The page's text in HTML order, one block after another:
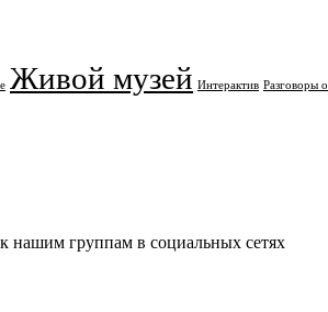
Живой музей Интерактив Разговоры
нашим группам в социальных сетях